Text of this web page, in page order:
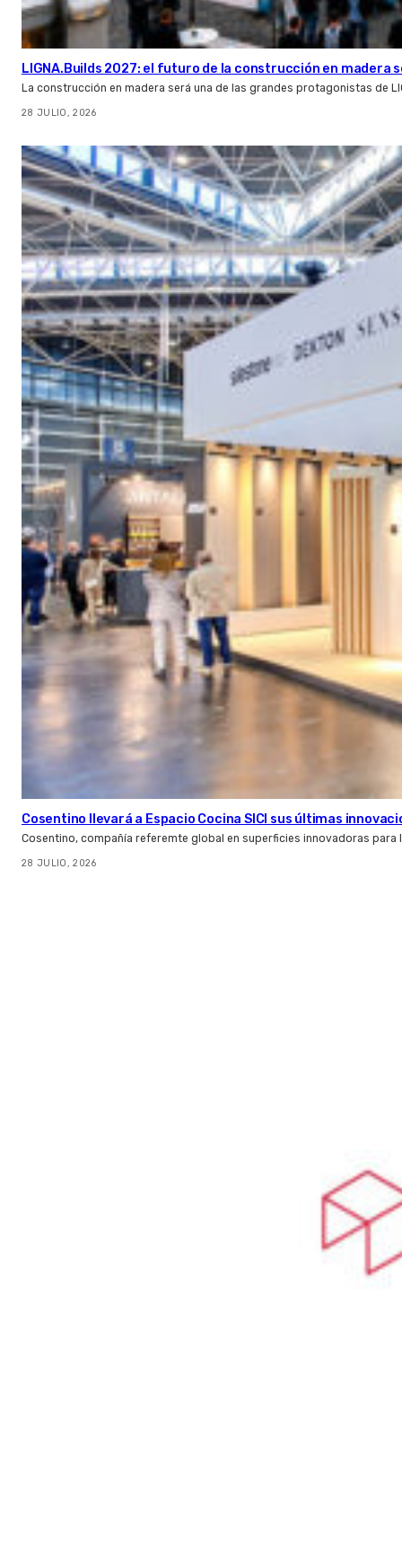
LIGNA.Builds 2027: el futuro de la construcción en madera
La construcción en madera será una de las grandes protagonistas de
28 JULIO, 2026
Cosentino llevará a Espacio Cocina SICI sus últimas
Cosentino, compañía referemte global en superficies innovadoras
28 JULIO, 2026